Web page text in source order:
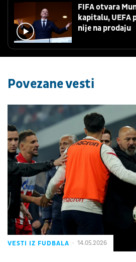
FIFA otvara
kapitalu, UEFA
nije na prodaju
Povezane vesti
VESTI IZ FUDBALA 14.05.2026